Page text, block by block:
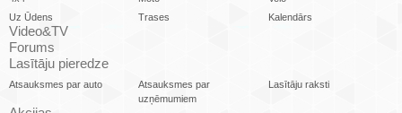
Uz Ūdens
Trases Kalendārs
Video&TV
Forums
Lasītāju pieredze
Atsauksmes par auto
Atsauksmes par
uzņēmumiem
Lasītāju raksti